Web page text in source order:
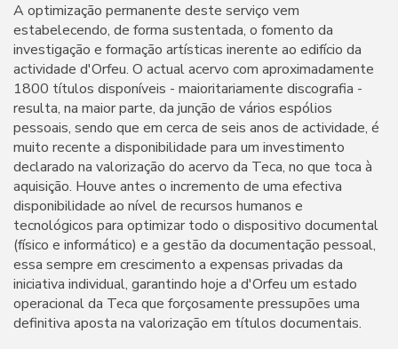
A optimização permanente deste serviço vem
estabelecendo, de forma sustentada, o fomento da
investigação e formação artísticas inerente ao edifício da
actividade d'Orfeu. O actual acervo com aproximadamente
1800 títulos disponíveis - maioritariamente discografia -
resulta, na maior parte, da junção de vários espólios
pessoais, sendo que em cerca de seis anos de actividade, é
muito recente a disponibilidade para um investimento
declarado na valorização do acervo da Teca, no que toca à
aquisição. Houve antes o incremento de uma efectiva
disponibilidade ao nível de recursos humanos e
tecnológicos para optimizar todo o dispositivo documental
(físico e informático) e a gestão da documentação pessoal,
essa sempre em crescimento a expensas privadas da
iniciativa individual, garantindo hoje a d'Orfeu um estado
operacional da Teca que forçosamente pressupões uma
definitiva aposta na valorização em títulos documentais.